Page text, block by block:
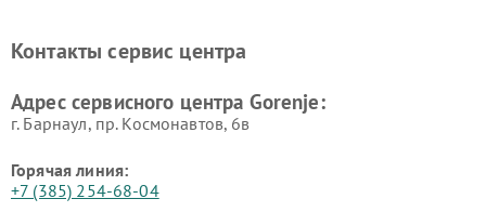
Контакты сервис центра
Адрес сервисного центра Gorenje:
г. Барнаул, ​пр. Космонавтов, 6в
Горячая линия:
+7 (385) 254-68-04